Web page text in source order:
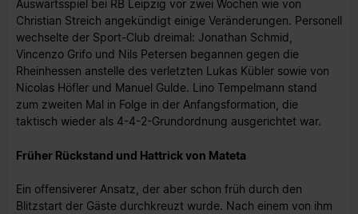
Auswärtsspiel bei RB Leipzig vor zwei Wochen wie von
Christian Streich angekündigt einige Veränderungen. Personell
wechselte der Sport-Club dreimal: Jonathan Schmid,
Vincenzo Grifo und Nils Petersen begannen gegen die
Rheinhessen anstelle des verletzten Lukas Kübler sowie von
Nicolas Höfler und Manuel Gulde. Lino Tempelmann stand
zum zweiten Mal in Folge in der Anfangsformation, die
taktisch wieder als 4-4-2-Grundordnung ausgerichtet war.
Früher Rückstand und Hattrick von Mateta
Ein offensiverer Ansatz, der aber schon früh durch den
Blitzstart der Gäste durchkreuzt wurde. Nach einem von ihm